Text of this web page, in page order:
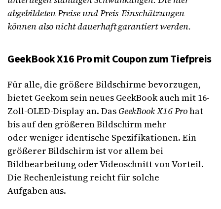
abgebildeten Preise und Preis-Einschätzungen
können also nicht dauerhaft garantiert werden.
GeekBook X16 Pro mit Coupon zum Tiefpreis
Für alle, die größere Bildschirme bevorzugen,
bietet Geekom sein neues GeekBook auch mit 16-
Zoll-OLED-Display an. Das GeekBook X16 Prohat
bis auf den größeren Bildschirm mehr
oder weniger identische Spezifikationen. Ein
größerer Bildschirm ist vor allem bei
Bildbearbeitung oder Videoschnitt von Vorteil.
Die Rechenleistung reicht für solche
Aufgaben aus.